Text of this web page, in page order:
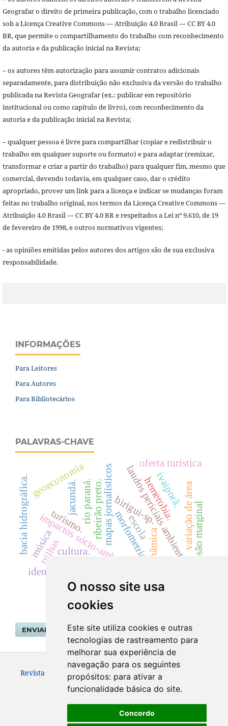
O nosso site usa
cookies
Este site utiliza cookies e outras
tecnologias de rastreamento para
melhorar sua experiência de
navegação para os seguintes
propósitos: para ativar a
funcionalidade básica do site.
Concordo
Geografar o direito de primeira publicação, com o trabalho licenciado
sob a Licença Creative Commons — Atribuição 4.0 Brasil — CC BY 4.0
BR, que permite o compartilhamento do trabalho com reconhecimento
da autoria e da publicação inicial na Revista;
– os autores têm autorização para assumir contratos adicionais
separadamente, para distribuição não exclusiva da versão do trabalho
publicada na Revista Geografar (ex.: publicar em repositório
institucional ou como capítulo de livro), com reconhecimento da
autoria e da publicação inicial na Revista;
– qualquer pessoa é livre para compartilhar (copiar e redistribuir o
trabalho em qualquer suporte ou formato) e para adaptar (remixar,
transformar e criar a partir do trabalho) para qualquer fim, mesmo que
comercial, devendo todavia, em qualquer caso, dar o crédito
apropriado, prover um link para a licença e indicar se mudanças foram
feitas no trabalho original, nos termos da Licença Creative Commons —
Atribuição 4.0 Brasil — CC BY 4.0 BR e respeitados a Lei nº 9.610, de 19
de fevereiro de 1998, e outros normativos vigentes;
- as opiniões emitidas pelos autores dos artigos são de sua exclusiva
responsabilidade.
INFORMAÇÕES
Para Leitores
Para Autores
Para Bibliotecários
PALAVRAS-CHAVE
mapas jornalísticosbirigui-sp.
impactos sócio-ambientais
jacundá. laudos periciais ambientais
ribeirão preto.
cultura.
variação de área
identidades goianas.
geoeconomia
turismo. erosão marginal
morfometria
trilhas
oferta turística
hemerobia.
escola
rio paraná.
bacia hidrográfica. ivaiporã.
música dinâmica
ENVIAR SUBMISSÃO
Revista Geografar ISSN: 1981-089X